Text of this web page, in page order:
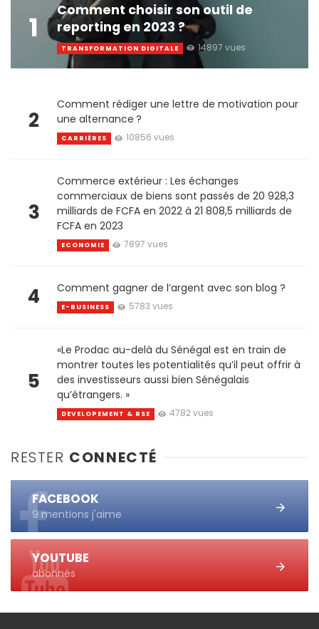
1
Comment choisir son outil de
reporting en 2023 ?
TRANSFORMATION DIGITALE 14897 vues
2
Comment rédiger une lettre de motivation pour
une alternance ?
CARRIÈRES 10856 vues
3
Commerce extérieur : Les échanges
commerciaux de biens sont passés de 20 928,3
milliards de FCFA en 2022 à 21 808,5 milliards de
FCFA en 2023
ECONOMIE 7897 vues
4 Comment gagner de l’argent avec son blog ?
E-BUSINESS 5783 vues
5
«Le Prodac au-delà du Sénégal est en train de
montrer toutes les potentialités qu’il peut offrir à
des investisseurs aussi bien Sénégalais
qu’étrangers. »
DEVELOPEMENT & RSE 4782 vues
RESTER CONNECTÉ
FACEBOOK
9 mentions j'aime
YOUTUBE
abonnés